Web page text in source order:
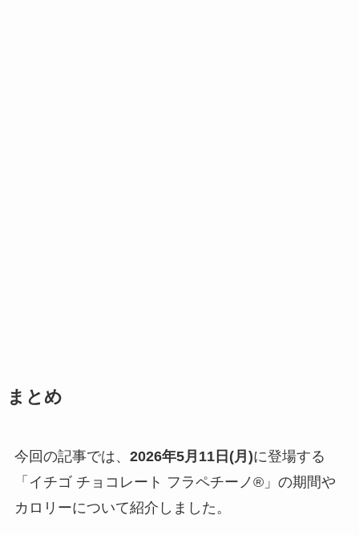
まとめ
今回の記事では、 2026年5月11日(月)に登場する
「イチゴ チョコレート フラペチーノ®」の期間や
カロリーについて紹介しました。